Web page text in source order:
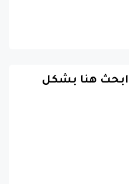
ابحث هنا بشكل